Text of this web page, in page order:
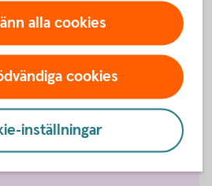
iförsäkringsdepå
alla cookies
cookies
inställningar